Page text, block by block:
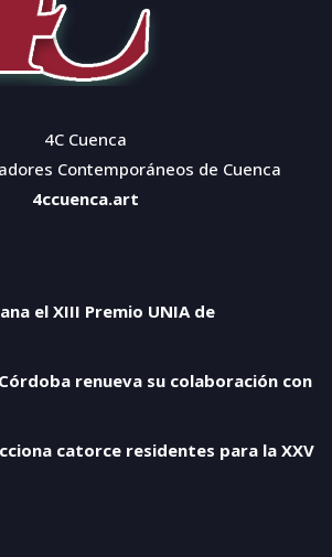
4C Cuenca
Contemporáneos de Cuenca
4ccuenca.art
el XIII Premio UNIA de
renueva su colaboración con
catorce residentes para la XXV